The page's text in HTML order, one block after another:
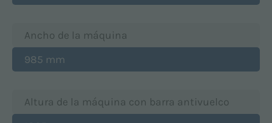
Ancho de la máquina
985 mm
Altura de la máquina con barra antivuelco